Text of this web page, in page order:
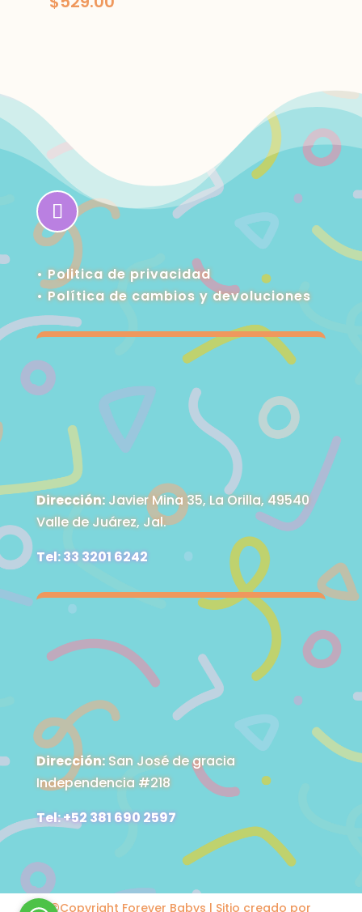
• Politica de privacidad
•Política de cambios y devoluciones
Dirección:Javier Mina 35, La Orilla, 49540
Valle de Juárez, Jal.
Tel: 33 3201 6242
Dirección:San José de gracia
Independencia #218
Tel: +52 381 690 2597
©Copyright Forever Babys | Sitio creado por